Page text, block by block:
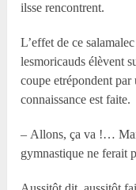
ilsse rencontrent.
L’effet de ce
lesmoricauds élèvent
coupe etrépondent
connaissance est faite.
– Allons, ça va !…
gymnastique ne ferait